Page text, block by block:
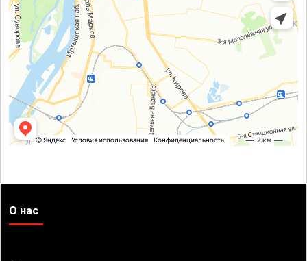
О нас